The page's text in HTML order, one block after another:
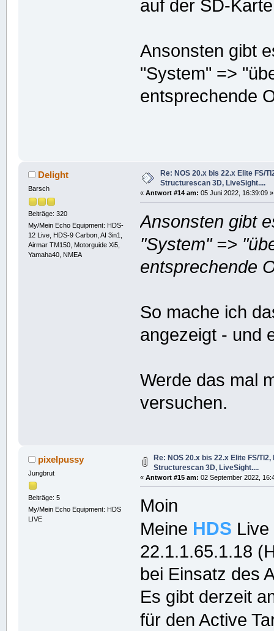
auf der SD-
Ansonsten gibt
"System" =>
entsprechende
Delight
Barsch
Beiträge: 320
My/Mein Echo Equipment: HDS-
12 Live, HDS-9 Carbon, AI 3in1,
Airmar TM150, Motorguide Xi5,
Yamaha40, NMEA
Re: NOS 20.x bis 22.x Elite FS/
Structurescan 3D, LiveSight....
«Antwort #14 am: 05 Juni 2022, 16:39:09 »
Ansonsten gibt
"System" =>
entsprechende
So mache ich
angezeigt - und
Werde das mal
versuchen.
pixelpussy
Jungbrut
Beiträge: 5
My/Mein Echo Equipment: HDS
LIVE
Re: NOS 20.x bis 22.x Elite FS/
Structurescan 3D, LiveSight....
«Antwort #15 am: 02 September 2022,
Moin
Meine HDS
22.1.1.65.1.18
bei Einsatz des
Es gibt derzeit
für den Active